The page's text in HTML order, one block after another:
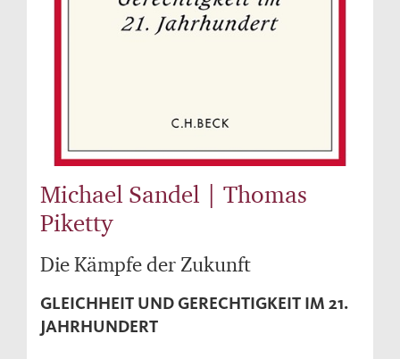
Michael Sandel | Thomas
Piketty
Die Kämpfe der Zukunft
GLEICHHEIT UND GERECHTIGKEIT IM 21.
JAHRHUNDERT